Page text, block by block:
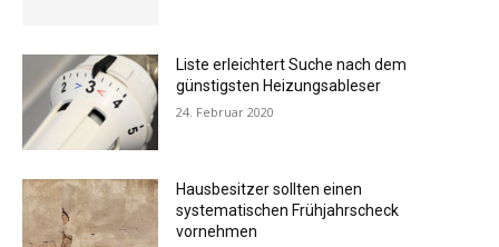
Liste erleichtert Suche nach dem
günstigsten Heizungsableser
24. Februar 2020
Hausbesitzer sollten einen
systematischen Frühjahrscheck
vornehmen